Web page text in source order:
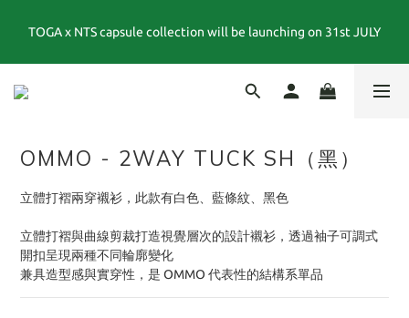
夏末選品特別企劃｜1折起｜特價商品售出後不退換貨
TOGA x NTS capsule collection will be launching on 31st JULY
夏末選品特別企劃｜1折起｜特價商品售出後不退換貨
OMMO - 2WAY TUCK SH（黑）
立體打褶兩穿襯衫，此款有白色、藍條紋、黑色
立體打褶與曲線剪裁打造視覺層次的設計襯衫，透過袖子可調式
開扣呈現兩種不同輪廓變化
兼具造型感與實穿性，是 OMMO 代表性的結構系單品